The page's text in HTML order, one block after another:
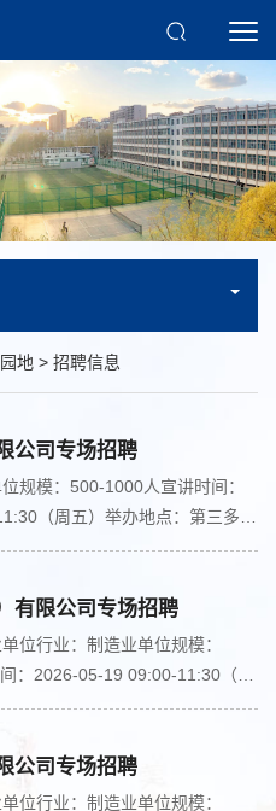
地 > 招聘信息
公司专场招聘
规模：500-1000人宣讲时间：
（周五）举办地点：第三多功
科技大学宣讲类别：线下宣讲会
详情恒力重工产业园2026届校
介恒力集团始建于1994年，从
州、大连、营口、宿迁、南通、
有限公司专场招聘
位行业：制造业单位规模：
：2026-05-19 09:00-11:30（周
功能厅宣讲学校：内蒙古科技大
讲会详情太原钢铁（集团）有限
”）是中国宝武不锈钢产业一体化
公司专场招聘
位行业：制造业单位规模：